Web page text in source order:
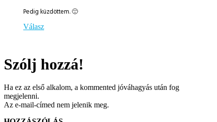
Pedig küzdöttem. 🙁
Válasz
Szólj hozzá!
Ha ez az első alkalom, a kommented jóváhagyás után fog
megjelenni.
Az e-mail-címed nem jelenik meg.